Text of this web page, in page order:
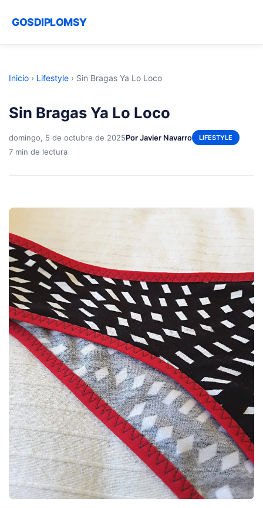
GOSDIPLOMSY
Inicio › Lifestyle › Sin Bragas Ya Lo Loco
Sin Bragas Ya Lo Loco
domingo, 5 de octubre de 2025Por Javier Navarro LIFESTYLE
7 min de lectura